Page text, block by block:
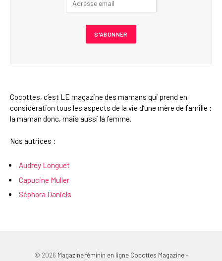
Cocottes, c’est LE magazine des mamans qui prend en
considération tous les aspects de la vie d’une mère de famille :
la maman donc, mais aussi la femme.
Nos autrices :
Audrey Longuet
Capucine Muller
Séphora Daniels
© 2026 Magazine féminin en ligne Cocottes Magazine-